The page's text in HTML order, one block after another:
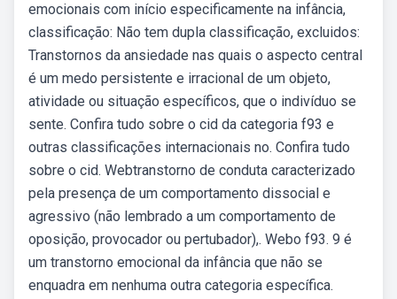
emocionais com início especificamente na infância,
classificação: Não tem dupla classificação, excluidos:
Transtornos da ansiedade nas quais o aspecto central
é um medo persistente e irracional de um objeto,
atividade ou situação específicos, que o indivíduo se
sente. Confira tudo sobre o cid da categoria f93 e
outras classificações internacionais no. Confira tudo
sobre o cid. Webtranstorno de conduta caracterizado
pela presença de um comportamento dissocial e
agressivo (não lembrado a um comportamento de
oposição, provocador ou pertubador),. Webo f93. 9 é
um transtorno emocional da infância que não se
enquadra em nenhuma outra categoria específica.